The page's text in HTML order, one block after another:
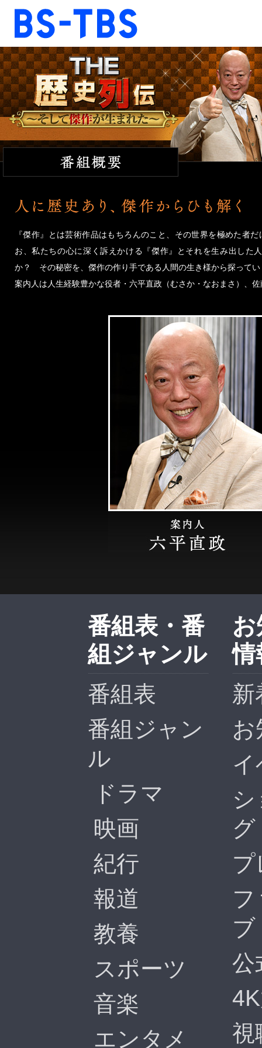
BS-TBS
BS-TBS
ドラマ 映画
報道 教養
音楽 エンタメ
ファンクラブ
視聴方法 4K放送
ショッピング 公式SNS
ご意見・ご感想 会社情報
『傑作』とは芸術作品はもちろんのこと、その世界を極めた者
お、私たちの心に深く訴えかける『傑作』とそれを生み出し
か？ その秘密を、傑作の作り手である人間の生き様から探ってい
案内人は人生経験豊かな役者・六平直政（むさか・なおまさ）、
番組表・番
組ジャンル
番組表
番組ジャン
ル
ドラマ
映画
紀行
報道
教養
スポーツ
音楽
エンタメ
情
新
お
イ
グ
プ
ブ
公
視